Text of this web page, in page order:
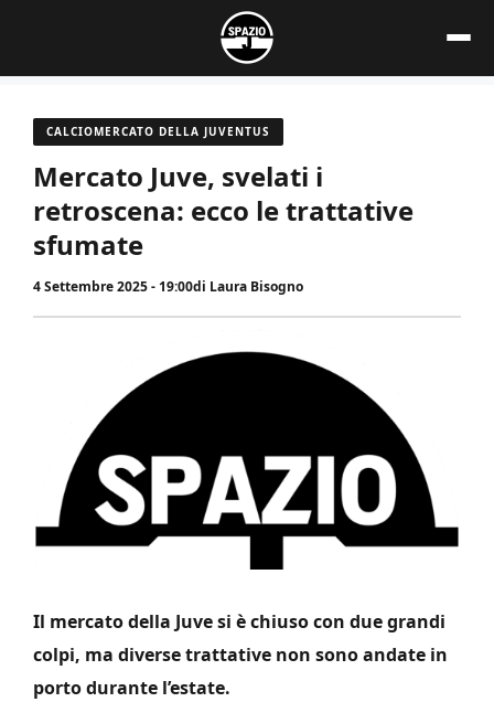
contenuto
CALCIOMERCATO DELLA JUVENTUS
Mercato Juve, svelati i
retroscena: ecco le trattative
sfumate
4 Settembre 2025 - 19:00di Laura Bisogno
Il mercato della Juve si è chiuso con due grandi
colpi, ma diverse trattative non sono andate in
porto durante l’estate.